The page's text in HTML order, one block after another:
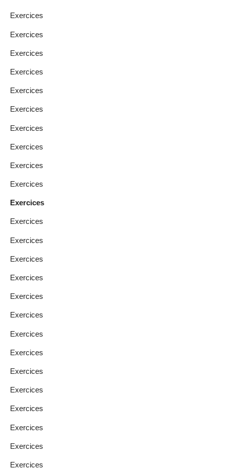
Exercices
Exercices
Exercices
Exercices
Exercices
Exercices
Exercices
Exercices
Exercices
Exercices
Exercices
Exercices
Exercices
Exercices
Exercices
Exercices
Exercices
Exercices
Exercices
Exercices
Exercices
Exercices
Exercices
Exercices
Exercices